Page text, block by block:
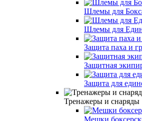
Шлемы для
Шлемы для
Защита паха и
Защитная
Защита для
Тренажеры и снаряды
Мешки